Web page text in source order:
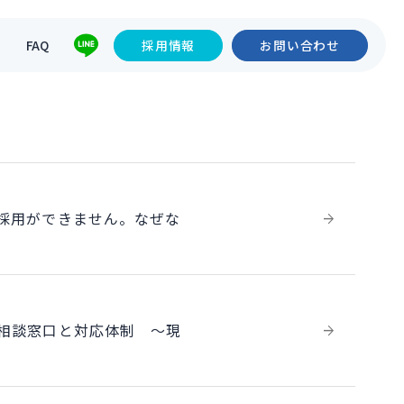
FAQ 採用情報 お問い合わせ
用ができません。なぜな
談窓口と対応体制 ～現